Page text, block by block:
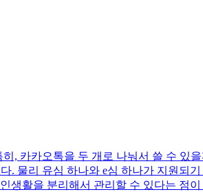
, 카카오톡을 두 개로 나눠서 쓸 수 있
. 물리 유심 하나와 e심 하나가 지원되
생활을 분리해서 관리할 수 있다는 점